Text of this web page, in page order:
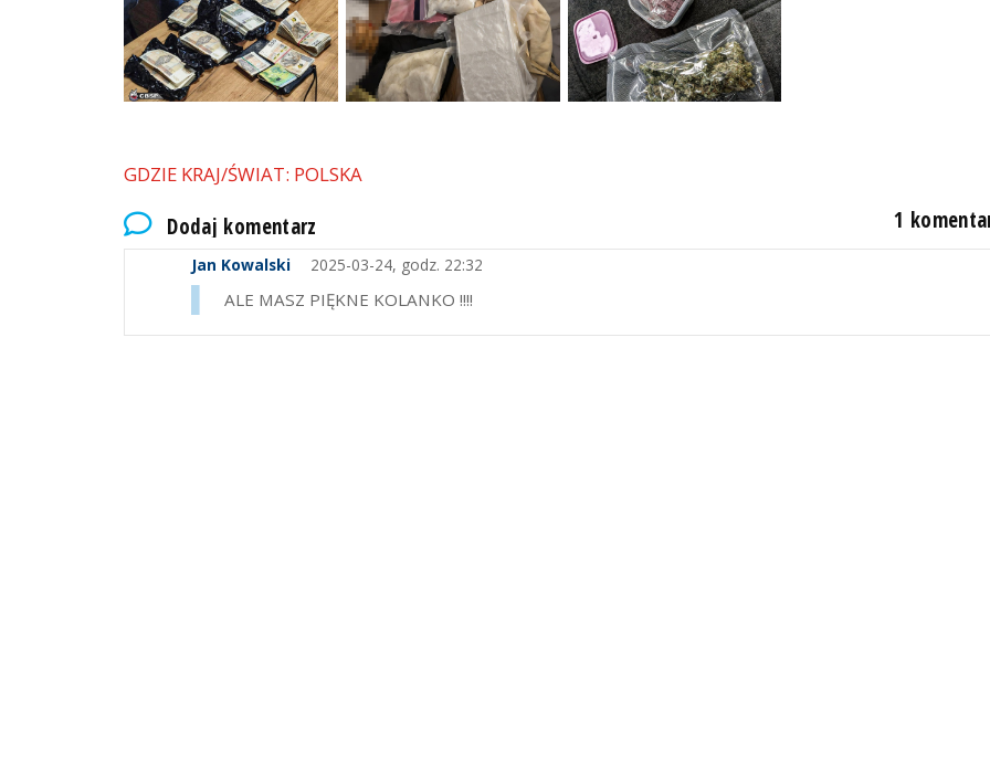
GDZIE KRAJ/ŚWIAT: POLSKA
Dodaj komentarz 1
Jan Kowalski 2025-03-24, godz. 22:32
ALE MASZ PIĘKNE KOLANKO !!!!